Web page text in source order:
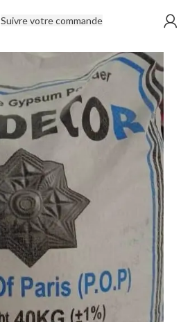
Suivre votre commande